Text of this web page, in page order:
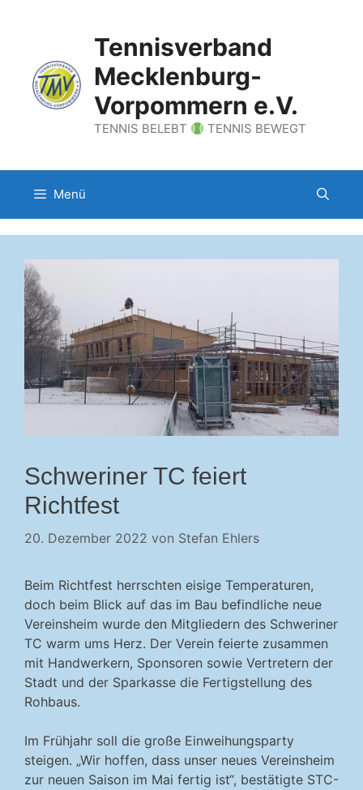
Tennisverband
Mecklenburg-
Vorpommern e.V.
TENNIS BELEBT TENNIS BEWEGT
Menü
Schweriner TC feiert
Richtfest
20. Dezember 2022 von Stefan Ehlers
Beim Richtfest herrschten eisige Temperaturen,
doch beim Blick auf das im Bau befindliche neue
Vereinsheim wurde den Mitgliedern des Schweriner
TC warm ums Herz. Der Verein feierte zusammen
mit Handwerkern, Sponsoren sowie Vertretern der
Stadt und der Sparkasse die Fertigstellung des
Rohbaus.
Im Frühjahr soll die große Einweihungsparty
steigen. „Wir hoffen, dass unser neues Vereinsheim
zur neuen Saison im Mai fertig ist“, bestätigte STC-